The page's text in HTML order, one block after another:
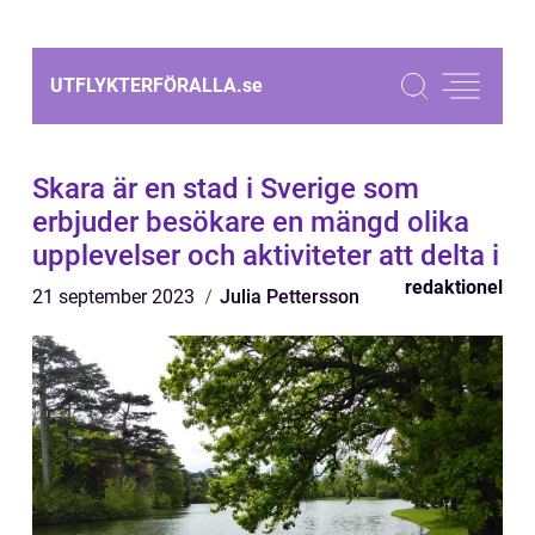
UTFLYKTERFÖRALLA.se
Skara är en stad i Sverige som
erbjuder besökare en mängd olika
upplevelser och aktiviteter att delta i
21 september 2023 Julia Pettersson redaktionel